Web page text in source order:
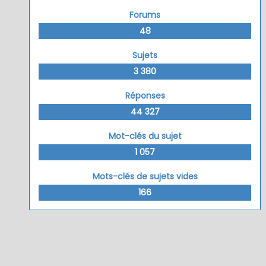
Forums
48
Sujets
3 380
Réponses
44 327
Mot-clés du sujet
1 057
Mots-clés de sujets vides
166